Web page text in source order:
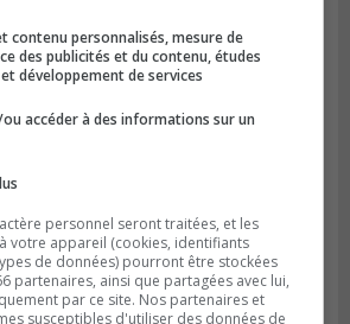
à 06h54
contenu personnalisés, mesure de
des publicités et du contenu, études
et développement de services
accéder à des informations sur un
personnel seront traitées, et les
votre appareil (cookies, identifiants
de données) pourront être stockées
partenaires, ainsi que partagées avec lui,
par ce site. Nos partenaires et
susceptibles d'utiliser des données de